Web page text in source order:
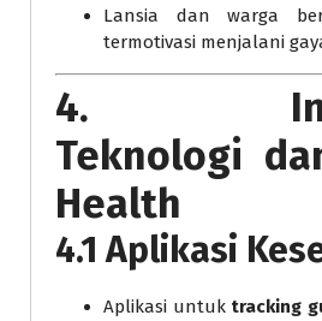
Lansia dan warga
termotivasi menjalani
4.
Teknologi
Health
4.1 Aplikasi
Aplikasi untuk tracking